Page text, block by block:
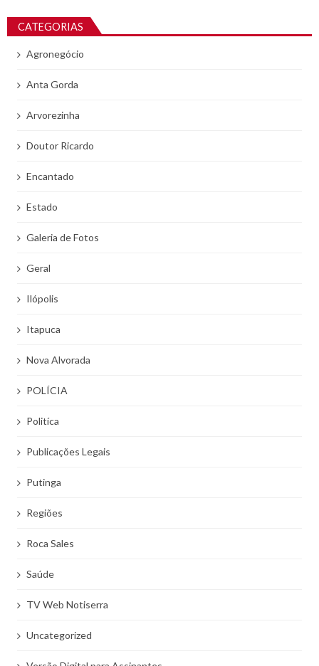
CATEGORIAS
Agronegócio
Anta Gorda
Arvorezinha
Doutor Ricardo
Encantado
Estado
Galeria de Fotos
Geral
Ilópolis
Itapuca
Nova Alvorada
POLÍCIA
Politíca
Publicações Legais
Putinga
Regiões
Roca Sales
Saúde
TV Web Notiserra
Uncategorized